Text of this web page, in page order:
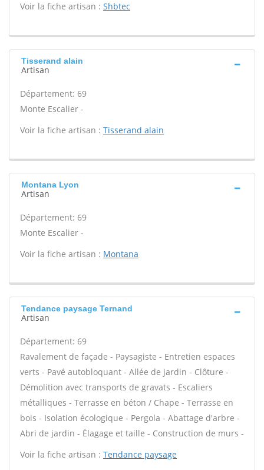
Voir la fiche artisan : Shbtec
Tisserand alain
Artisan
Département: 69
Monte Escalier -
Voir la fiche artisan : Tisserand alain
Montana Lyon
Artisan
Département: 69
Monte Escalier -
Voir la fiche artisan : Montana
Tendance paysage Ternand
Artisan
Département: 69
Ravalement de façade - Paysagiste - Entretien espaces
verts - Pavé autobloquant - Allée de jardin - Clôture -
Démolition avec transports de gravats - Escaliers
métalliques - Terrasse en béton / Chape - Terrasse en
bois - Isolation écologique - Pergola - Abattage d'arbre -
Abri de jardin - Élagage et taille - Construction de murs -
Voir la fiche artisan : Tendance paysage